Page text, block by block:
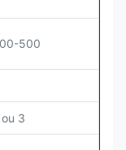
500
ou 3